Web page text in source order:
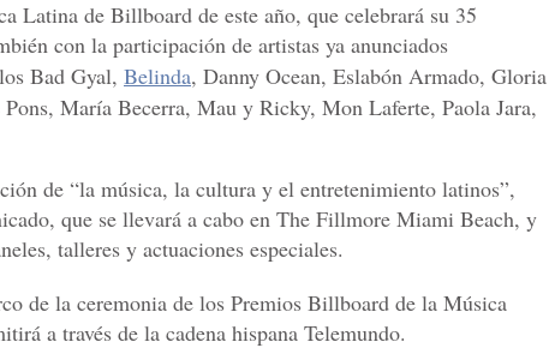
Latina de Billboard de este año, que celebrará su 35
con la participación de artistas ya anunciados
Bad Gyal, Belinda, Danny Ocean, Eslabón Armado, Gloria
María Becerra, Mau y Ricky, Mon Laferte, Paola Jara,
de “la música, la cultura y el entretenimiento latinos”,
que se llevará a cabo en The Fillmore Miami Beach, y
talleres y actuaciones especiales.
de la ceremonia de los Premios Billboard de la Música
a través de la cadena hispana Telemundo.